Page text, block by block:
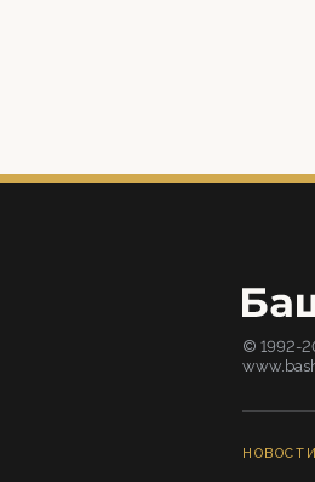
© 1992-
НОВОСТИ